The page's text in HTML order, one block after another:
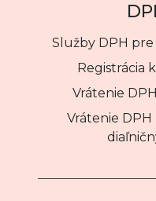
Služby DPH
Registrácia
Vrátenie
Vrátenie